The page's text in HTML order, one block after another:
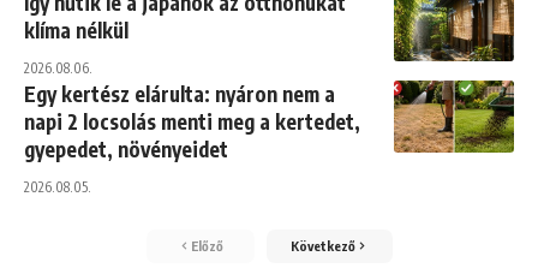
klíma nélkül
2026.08.06.
Egy kertész elárulta: nyáron nem a
napi 2 locsolás menti meg a kertedet,
gyepedet, növényeidet
2026.08.05.
Előző Következő